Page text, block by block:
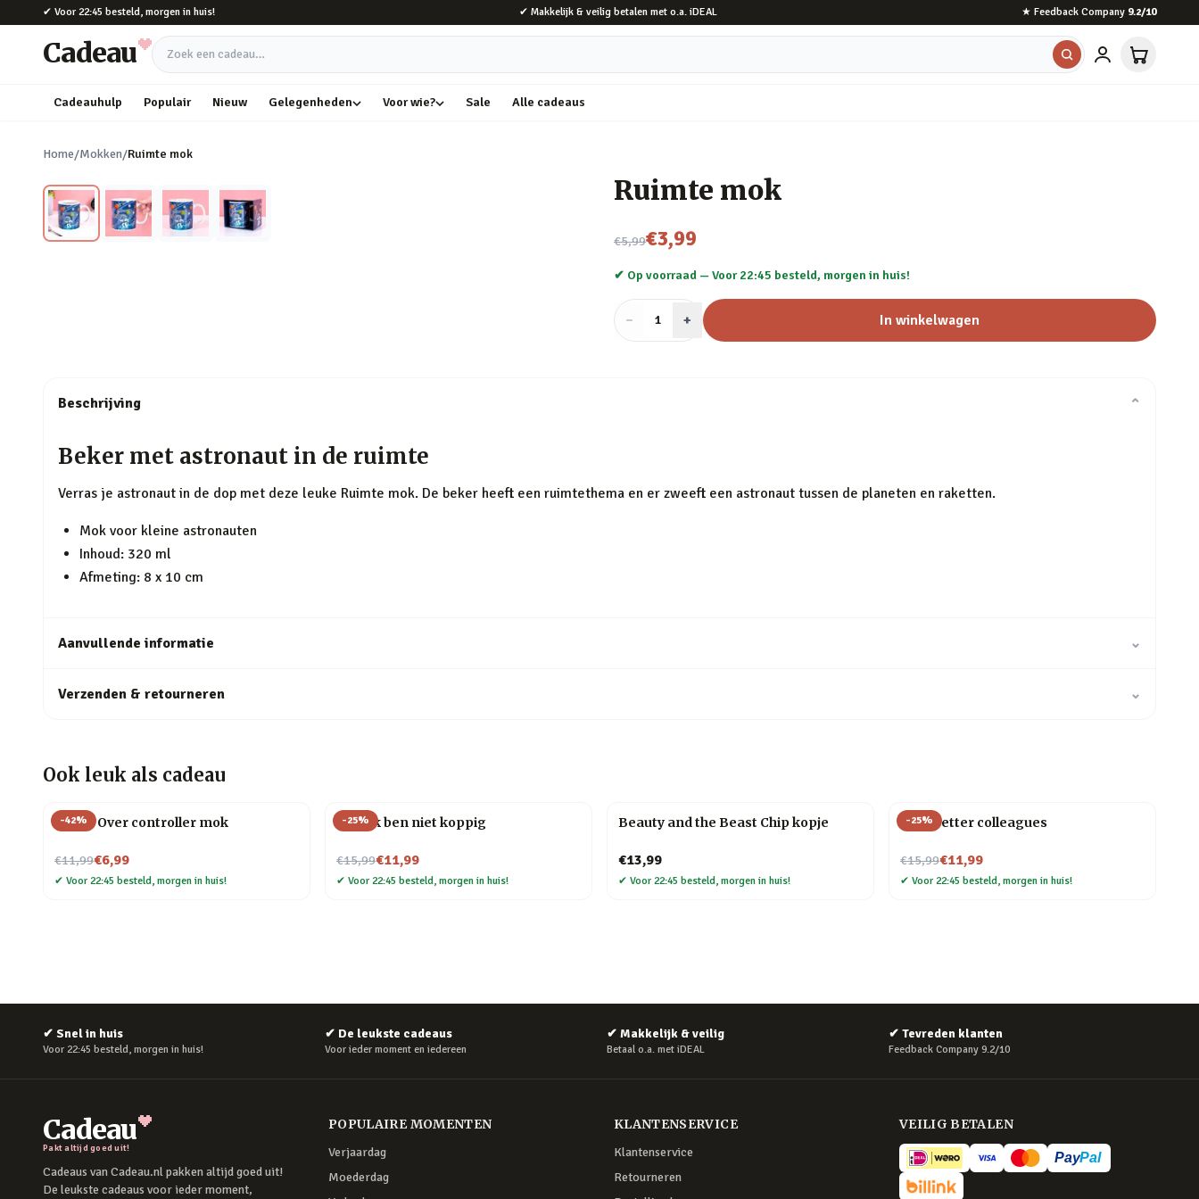
Naar hoofdinhoud
✔ Voor 22:45 besteld, morgen in huis! ✔ Makkelijk & veilig betalen met o.a. iDEAL ★ Feedback Company 9.2/10
Cadeau Zoek een cadeau
Cadeauhulp Populair Nieuw Gelegenheden Voor wie? Sale Alle cadeaus
Home/Mokken/Ruimte mok
Ruimte mok
€5,99
Nu voor
€3,99
✔ Op voorraad —Voor 22:45 besteld, morgen in huis!
− Aantal
1 + In winkelwagen
Beschrijving ⌄
Beker met astronaut in de ruimte
Verras je astronaut in de dop met deze leuke Ruimte mok. De beker heeft een ruimtethema en er zweeft een astronaut tussen de planeten en raketten.
Mok voor kleine astronauten
Inhoud: 320 ml
Afmeting: 8 x 10 cm
Aanvullende informatie ⌄
Verzenden & retourneren ⌄
Ook leuk als cadeau
-42%
Game Over controller mok
€11,99
Nu voor€6,99
✔ Voor 22:45 besteld, morgen in huis!
-25%
Mok Ik ben niet koppig
€15,99
Nu voor€11,99
✔ Voor 22:45 besteld, morgen in huis!
Beauty and the Beast Chip kopje
€13,99
✔ Voor 22:45 besteld, morgen in huis!
-25%
Mok Better colleagues
€15,99
Nu voor€11,99
✔ Voor 22:45 besteld, morgen in huis!
✔ Snel in huis
Voor 22:45 besteld, morgen in huis!
✔ De leukste cadeaus
Voor ieder moment en iedereen
✔ Makkelijk & veilig
Betaal o.a. met iDEAL
✔ Tevreden klanten
Feedback Company 9.2/10
Cadeau
Pakt altijd goed uit!
Cadeaus van Cadeau.nl pakken altijd goed uit!
De leukste cadeaus voor ieder moment,
POPULAIRE MOMENTEN
Verjaardag
Moederdag
KLANTENSERVICE
Klantenservice
Retourneren
VEILIG BETALEN